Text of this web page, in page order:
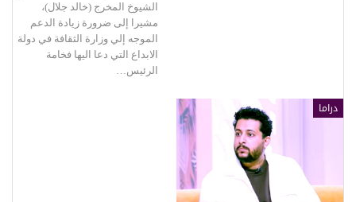
الشيوخ المخرج (خالد جلال)،
مشيرا إلى ضرورة زيادة الدعم
الموجه إلي وزارة الثقافة في دولة
الابداع التي دعا اليها فخامة
الرئيس…
دراما